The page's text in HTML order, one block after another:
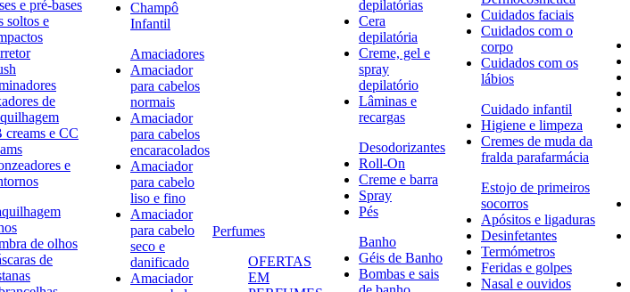
e pré-bases
soltos e
de
creams e CC
e
de olhos
de
Champô
Infantil
Amaciadores
Amaciador
para cabelos
normais
Amaciador
para cabelos
encaracolados
Amaciador
para cabelo
liso e fino
Amaciador
para cabelo
seco e
danificado
Amaciador
Perfumes
OFERTAS
EM
depilatórias
Cera
depilatória
Creme, gel e
spray
depilatório
Lâminas e
recargas
Desodorizantes
Roll-On
Creme e barra
Spray
Pés
Banho
Géis de Banho
Bombas e sais
Cuidados faciais
Cuidados com o
corpo
Cuidados com os
lábios
Cuidado infantil
Higiene e limpeza
Cremes de muda da
fralda parafarmácia
Estojo de primeiros
socorros
Apósitos e ligaduras
Desinfetantes
Termómetros
Feridas e golpes
Nasal e ouvidos